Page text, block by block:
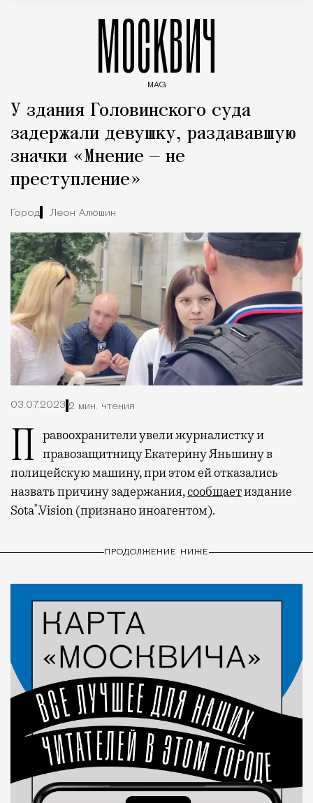
МОСКВИЧ
MAG
У здания Головинского суда
задержали девушку, раздававшую
значки «Мнение — не
преступление»
Город Леон Алюшин
03.07.2023 2 мин. чтения
Правоохранители увели журналистку и правозащитницу Екатерину Яньшину в
полицейскую машину, при этом ей отказались
назвать причину задержания,сообщаетиздание
Sota*.Vision (признано иноагентом).
ПРОДОЛЖЕНИЕ НИЖЕ